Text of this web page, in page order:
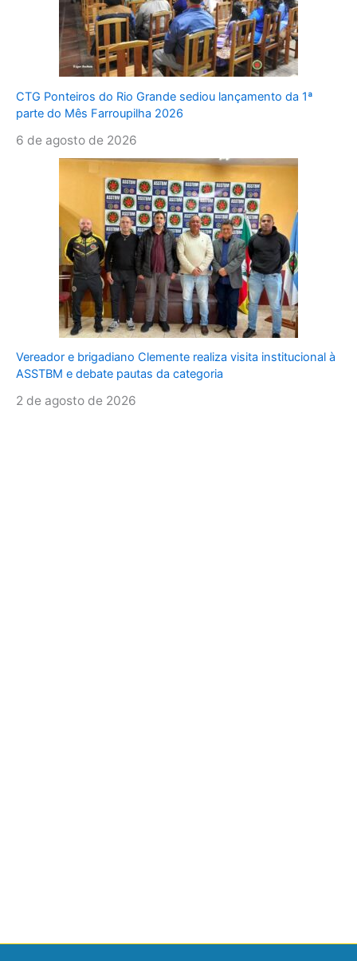
CTG Ponteiros do Rio Grande sediou lançamento da 1ª
parte do Mês Farroupilha 2026
6 de agosto de 2026
Vereador e brigadiano Clemente realiza visita institucional à
ASSTBM e debate pautas da categoria
2 de agosto de 2026